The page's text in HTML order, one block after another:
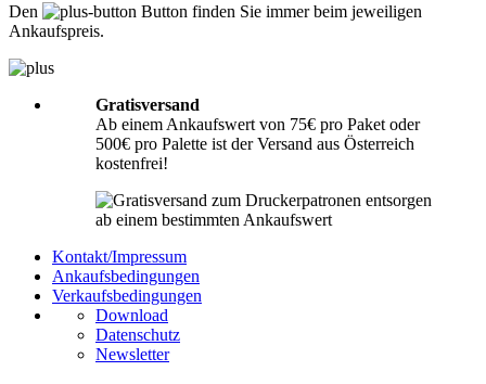
Tinten ist nicht erforderlich.
Den
Button finden Sie immer beim jeweiligen
Ankaufspreis.
Gratisversand
Ab einem Ankaufswert von 75€ pro Paket oder
500€ pro Palette ist der Versand aus Österreich
kostenfrei!
Kontakt/Impressum
Ankaufsbedingungen
Verkaufsbedingungen
Download
Datenschutz
Newsletter